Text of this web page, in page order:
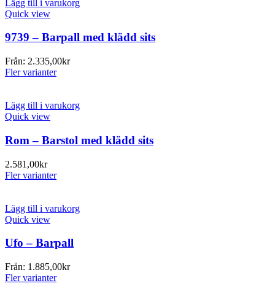
Lägg till i varukorg
Quick view
9739 – Barpall med klädd sits
Från: 2.335,00kr
Fler varianter
Lägg till i varukorg
Quick view
Rom – Barstol med klädd sits
2.581,00kr
Fler varianter
Lägg till i varukorg
Quick view
Ufo – Barpall
Från: 1.885,00kr
Fler varianter